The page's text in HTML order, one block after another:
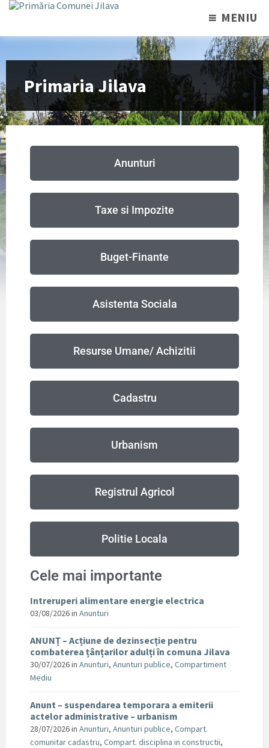
MENIU
Primaria Jilava
Anunturi
Taxe si Impozite
Buget-Finante
Asistenta Sociala
Resurse Umane/ Achizitii
Cadastru
Urbanism
Registrul Agricol
Politie Locala
Cele mai importante
Intreruperi alimentare energie electrica
03/08/2026in Anunturi
ANUNȚ – Acțiune de dezinsecție pentru
combaterea țânțarilor adulți în comuna Jilava
30/07/2026in Anunturi, Anunturi publice, Compartiment
Mediu
Anunt – suspendarea temporara a emiterii
actelor administrative – urbanism
28/07/2026in Anunturi, Anunturi publice, Compart.
comunitar cadastru, Compart. disciplina in constructii,